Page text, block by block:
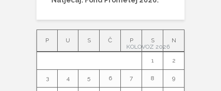
KOLOVOZ 2026
P U S Č P S N
1 2
3 4 5 6 7 8 9